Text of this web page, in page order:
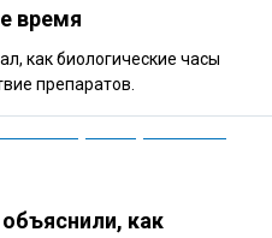
время
как биологические часы
препаратов.
как